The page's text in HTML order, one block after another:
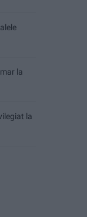
la
la